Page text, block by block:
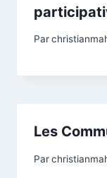
Par
Les
Par